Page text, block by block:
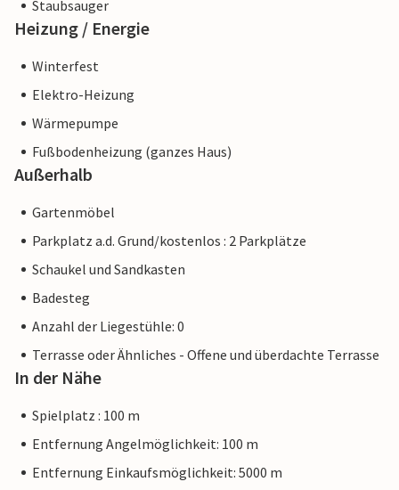
Staubsauger
Heizung / Energie
Winterfest
Elektro-Heizung
Wärmepumpe
Fußbodenheizung (ganzes Haus)
Außerhalb
Gartenmöbel
Parkplatz a.d. Grund/kostenlos : 2 Parkplätze
Schaukel und Sandkasten
Badesteg
Anzahl der Liegestühle: 0
Terrasse oder Ähnliches - Offene und überdachte Terrasse
In der Nähe
Spielplatz : 100 m
Entfernung Angelmöglichkeit: 100 m
Entfernung Einkaufsmöglichkeit: 5000 m